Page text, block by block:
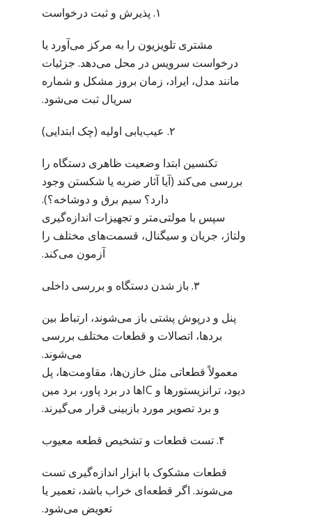
۱. پذیرش و ثبت درخواست
مشتری تلویزیون را به مرکز می‌آورد یا
درخواست سرویس در محل می‌دهد. جزئیات
مانند مدل، ایراد، زمان بروز مشکل و شماره
سریال ثبت می‌شود.
۲. عیب‌یابی اولیه (چک ابتدایی)
تکنسین ابتدا وضعیت ظاهری دستگاه را
بررسی می‌کند (آیا آثار ضربه یا شکستن وجود
دارد؟ سیم برق و دوشاخه؟).
سپس با مولتی‌متر و تجهیزات اندازه‌گیری
ولتاژ، جریان و سیگنال، قسمت‌های مختلف را
آزمون می‌کند.
۳. باز شدن دستگاه و بررسی داخلی
پنل و درپوش پشتی باز می‌شوند، ارتباط بین
بردها، اتصالات و قطعات مختلف بررسی
می‌شوند.
معمولاً قطعاتی مثل خازن‌ها، مقاومت‌ها، پل
دیود، ترانزیستورها و ICها در برد پاور، برد مین
و برد تصویر مورد بازبینی قرار می‌گیرند.
۴. تست قطعات و تشخیص قطعه معیوب
قطعات مشکوک با ابزار اندازه‌گیری تست
می‌شوند. اگر قطعه‌ای خراب باشد، تعمیر یا
تعویض می‌شود.